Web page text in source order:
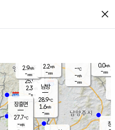
close
양주
25.9℃
2.3
-mm
-℃
-m/s
-mm
창
0.0m/s
-mm
은평
남방
28.9℃
1.6m/s
-mm
장흥면
27.7℃
-m/s
2.9m/s
-mm
2.2m/s
-mm